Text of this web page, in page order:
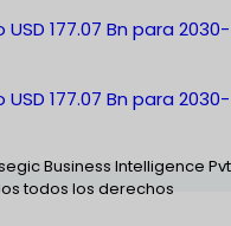
177.07 Bn para 2030-
177.07 Bn para 2030-
Business Intelligence Pvt
todos los derechos